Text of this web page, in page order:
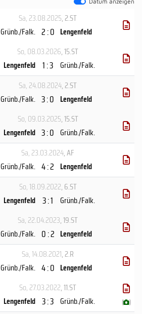
Sa, 23.08.2025, 2.ST
Grünb./Falk. 2 : 0 Lengenfeld
So, 08.03.2026, 15.ST
Lengenfeld 1 : 3 Grünb./Falk.
Sa, 24.08.2024, 2.ST
Grünb./Falk. 3 : 0 Lengenfeld
So, 09.03.2025, 15.ST
Lengenfeld 3 : 0 Grünb./Falk.
Sa, 23.03.2024, AF
Grünb./Falk. 4 : 2 Lengenfeld
So, 18.09.2022, 6.ST
Lengenfeld 3 : 1 Grünb./Falk.
Sa, 22.04.2023, 19.ST
Grünb./Falk. 0 : 2 Lengenfeld
Sa, 14.08.2021, 2.R
Grünb./Falk. 4 : 0 Lengenfeld
So, 27.03.2022, 11.ST
Lengenfeld 3 : 3 Grünb./Falk. ( )